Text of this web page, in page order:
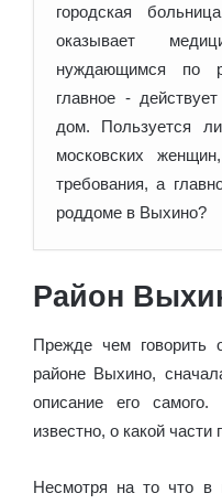
городская
оказывает
нуждающимся по
главное -
дом. Пользуется
московских
требования, а
роддоме в Выхино?
Район
Прежде чем говорить
районе Выхино,
описание его
известно, о какой части
Несмотря на то что в